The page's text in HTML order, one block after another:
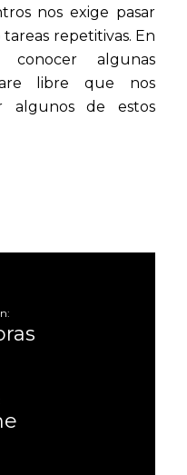
nos exige pasar
repetitivas. En
algunas
libre que nos
algunos de estos